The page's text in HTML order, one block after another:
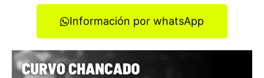
Información por whatsApp